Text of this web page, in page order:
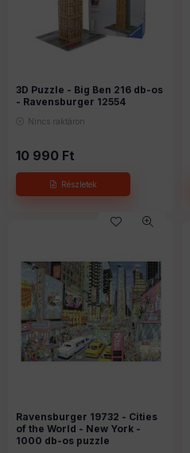
3D Puzzle - Big Ben 216 db-os
- Ravensburger 12554
Nincs raktáron
10 990 Ft
Ravensburger 19732 - Cities
of the World - New York -
1000 db-os puzzle